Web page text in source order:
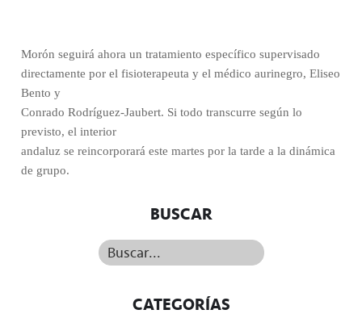
Morón seguirá ahora un tratamiento específico supervisado
directamente por el fisioterapeuta y el médico aurinegro, Eliseo
Bento y
Conrado Rodríguez-Jaubert. Si todo transcurre según lo
previsto, el interior
andaluz se reincorporará este martes por la tarde a la dinámica
de grupo.
BUSCAR
Buscar...
CATEGORÍAS